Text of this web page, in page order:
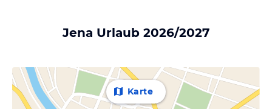
Jena Urlaub 2026/2027
Karte